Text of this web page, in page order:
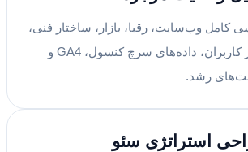
کامل وب‌سایت، رقبا، بازار، ساختار فنی،
رفتار کاربران، داده‌های سرچ کنسول، GA4 و
رشد.
استراتژی سئو